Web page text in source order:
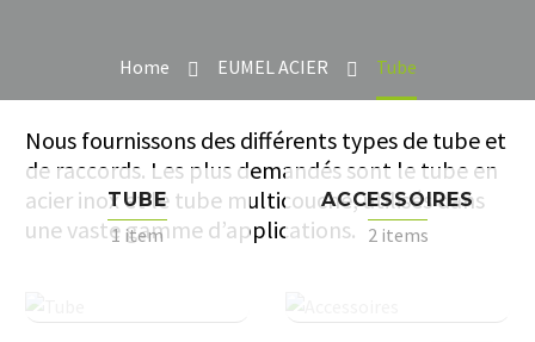
Home EUMEL ACIER Tube
Nous fournissons des différents types de tube et
de raccords. Les plus demandés sont le tube en
acier inox et le tube multicouche, utilisés dans
une vaste gamme d’applications.
TUBE
1 item
ACCESSOIRES
2 items